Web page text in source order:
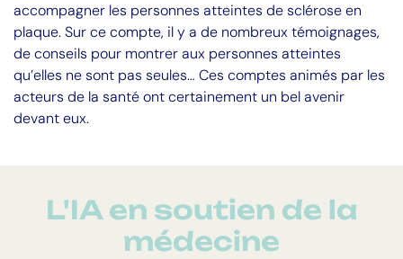
accompagner les personnes atteintes de sclérose en
plaque. Sur ce compte, il y a de nombreux témoignages,
de conseils pour montrer aux personnes atteintes
qu’elles ne sont pas seules… Ces comptes animés par les
acteurs de la santé ont certainement un bel avenir
devant eux.
L'IA en soutien de la
médecine